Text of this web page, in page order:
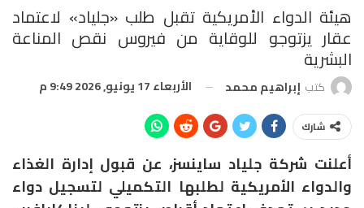
هيئة الدواء الأمريكية تقبل طلب «جلياد» لاعتماد
عقار يزتوجو للوقاية من فيروس نقص المناعة
البشرية
كتب إبراهيم محمد الأربعاء 17 يونيو, 2026 9:49 م
شارك
أعلنت شركة جلياد ساينسز، عن قبول إدارة الغذاء
والدواء الأمريكية لطلبها التكميلي لتسجيل دواء